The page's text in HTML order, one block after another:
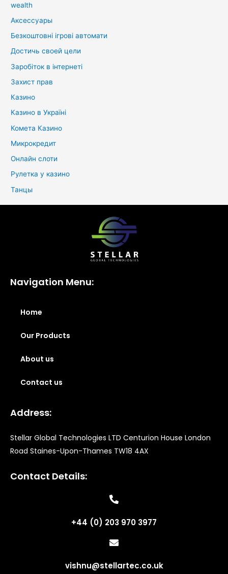
wealth
Аксессуары
Безкоштовні ігрові автомати
Достичь своей цели
Заробіток в інтернеті
Захист прав
Казино
Казино в Україні
Комета Казино
Микрокредит
Онлайн слоти
Рулетка у казино
Танцы
Navigation Menu:
Home
Our Products
About us
Contact us
Address:
Stellar Global Technologies LTD Centurion House London
Road Staines-Upon-Thames TW18 4AX
Contact Details:
+44 (0) 203 970 3977
vishnu@stellartec.co.uk